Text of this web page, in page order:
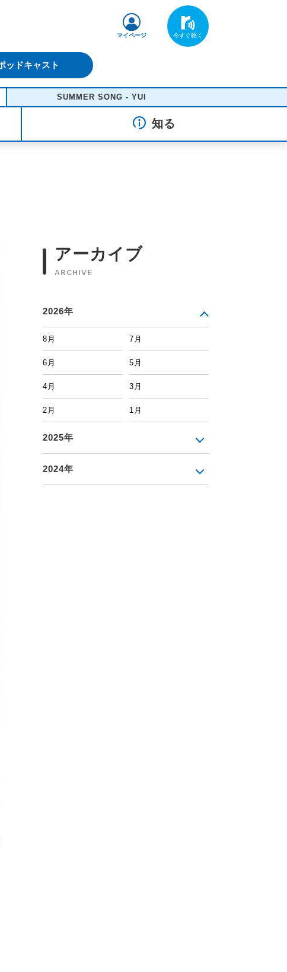
ッドキャスト
マイページ
SUMMER SONG - YUI
知る
アーカイブ
ARCHIVE
2026年
8月 7月
6月 5月
4月 3月
2月 1月
2025年
2024年